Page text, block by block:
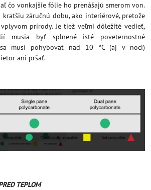
čo vonkajšie fólie ho prenášajú smerom von.
záručnú dobu, ako interiérové, pretože
prírody. Je tiež veľmi dôležité vedieť,
musia byť splnené isté poveternostné
musí pohybovať nad 10 °C (aj v noci)
ani pršať.
TEPLOM